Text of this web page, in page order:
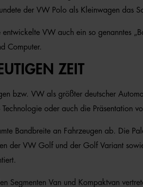
der VW Polo als Kleinwagen das
entwickelte VW auch ein so genanntes
Computer.
ZEIT
bzw. VW als größter deutscher
Technologie oder auch die Präsentation
Bandbreite an Fahrzeugen ab. Die
der VW Golf und der Golf Variant
Segmenten Van und Kompaktvan